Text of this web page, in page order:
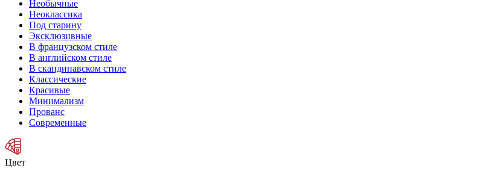
Необычные
Неоклассика
Под старину
Эксклюзивные
В французском стиле
В английском стиле
В скандинавском стиле
Классические
Красивые
Минимализм
Прованс
Современные
Цвет